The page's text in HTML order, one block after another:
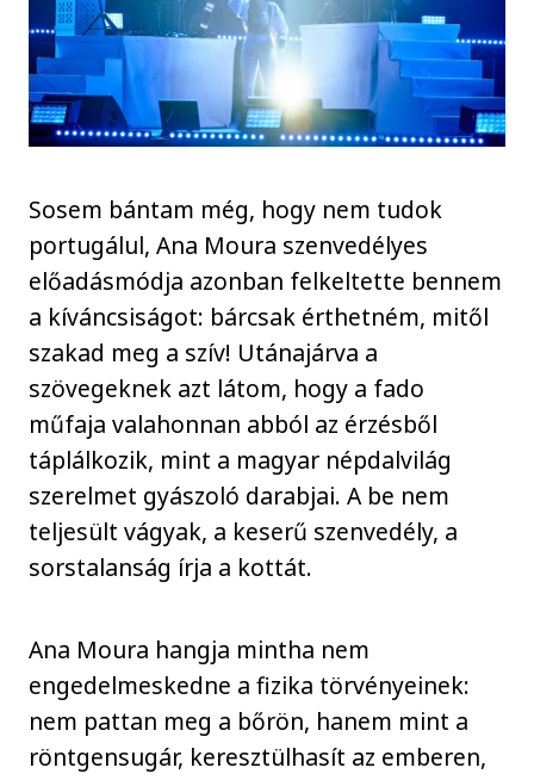
Sosem bántam még, hogy nem tudok
portugálul, Ana Moura szenvedélyes
előadásmódja azonban felkeltette bennem
a kíváncsiságot: bárcsak érthetném, mitől
szakad meg a szív! Utánajárva a
szövegeknek azt látom, hogy a fado
műfaja valahonnan abból az érzésből
táplálkozik, mint a magyar népdalvilág
szerelmet gyászoló darabjai. A be nem
teljesült vágyak, a keserű szenvedély, a
sorstalanság írja a kottát.
Ana Moura hangja mintha nem
engedelmeskedne a fizika törvényeinek:
nem pattan meg a bőrön, hanem mint a
röntgensugár, keresztülhasít az emberen,